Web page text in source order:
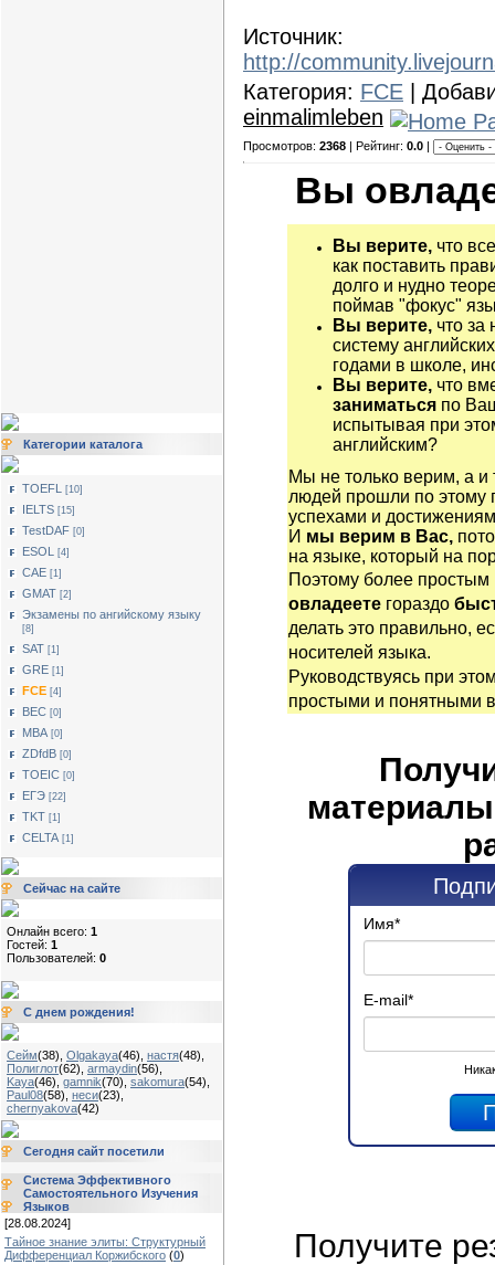
Категории каталога
TOEFL [10]
IELTS [15]
TestDAF [0]
ESOL [4]
САЕ [1]
GMAT [2]
Экзамены по ангийскому языку
[8]
SAT [1]
GRE [1]
FCE [4]
BEC [0]
MBA [0]
ZDfdB [0]
TOEIC [0]
ЕГЭ [22]
TKT [1]
CELTA [1]
Сейчас на сайте
Онлайн всего: 1
Гостей: 1
Пользователей: 0
С днем рождения!
Сейм(38) Olgakaya(46) настя(48)
Полиглот(62) armaydin(56)
Kaya(46) gamnik(70) sakomura(54)
Paul08(58) неси(23)
chernyakova(42)
Сегодня сайт посетили
Система Эффективного
Самостоятельного Изучения
Языков
[28.08.2024]
Тайное знание элиты: Структурный
Дифференциал Коржибского (0)
Источник:
http://
Категория: FCE |
einmalimleben
Просмотров: 2368 | Рейтинг: 0.0
Вы
Вы верите, что
как поставить
долго и нудно
поймав "фокус"
Вы верите, что за
систему
годами в школе,
Вы верите, что
заниматься по
испытывая при
английским?
Мы не только верим, а и
людей прошли по этому
успехами и
И мы верим в Вас,
на языке, который на
Поэтому более
овладеете гораздо
делать это правильно,
носителей языка.
Руководствуясь при
простыми и понятными
Имя*
E-mail*
Получите